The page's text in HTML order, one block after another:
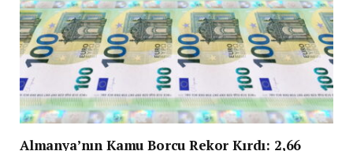
Almanya’nın Kamu Borcu Rekor Kırdı: 2,66